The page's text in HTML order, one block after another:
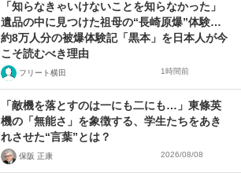
「知らなきゃいけないことを知らなかった」
遺品の中に見つけた祖母の“長崎原爆”体験…
約8万人分の被爆体験記「黒本」を日本人が今
こそ読むべき理由
フリート横田 1時間前
「敵機を落とすのは一にも二にも…」東條英
機の「無能さ」を象徴する、学生たちをあき
れさせた“言葉”とは？
保阪 正康 2026/08/08